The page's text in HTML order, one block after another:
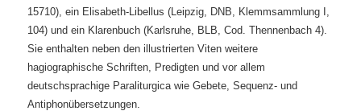
15710), ein Elisabeth-Libellus (Leipzig, DNB, Klemmsammlung I,
104) und ein Klarenbuch (Karlsruhe, BLB, Cod. Thennenbach 4).
Sie enthalten neben den illustrierten Viten weitere
hagiographische Schriften, Predigten und vor allem
deutschsprachige Paraliturgica wie Gebete, Sequenz- und
Antiphonübersetzungen.